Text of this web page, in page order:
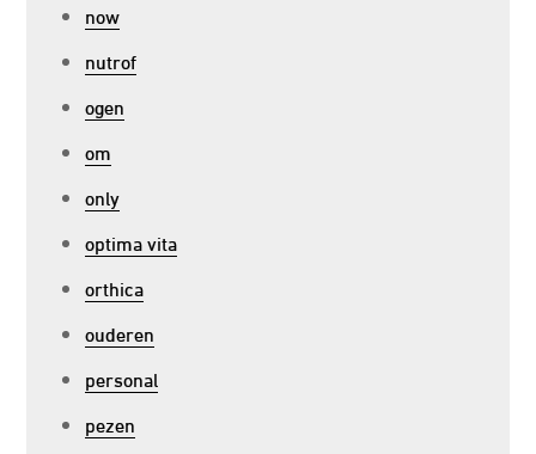
now
nutrof
ogen
om
only
optima vita
orthica
ouderen
personal
pezen